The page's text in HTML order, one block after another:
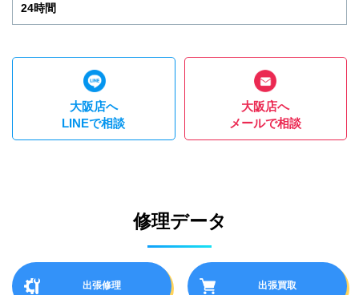
24時間
大阪店へ
LINEで相談
大阪店へ
メールで相談
修理データ
出張修理 出張買取